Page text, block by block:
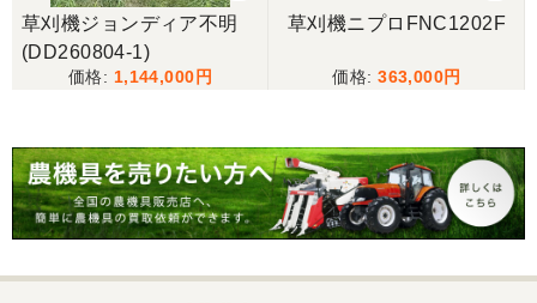
山梨県／今井基史
この度は、迅速な対応ありがとうございました。た
だ、メールに記載の配達の受け取りについてタイム
ラグがあり少しとまどいましたので、星をひとつの
山梨県／
迅速丁寧にご対応くださいました。この度はありが
草刈機ジョンディア不明
(DD260804-1)
1,144,000
草刈機ニプロFNC1202F
363,000